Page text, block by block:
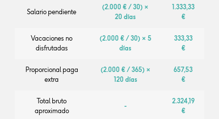
Salario pendiente
(2.000 € / 30) ×
20 días
1.333,33
€
Vacaciones no
disfrutadas
(2.000 € / 30) × 5
días
333,33
€
Proporcional paga
extra
(2.000 € / 365) ×
120 días
657,53
€
Total bruto
aproximado
-
2.324,19
€